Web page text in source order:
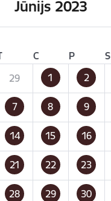
Jūnijs 2023
C P S
29 1 2
7 8 9
14 15 16
21 22 23
28 29 30